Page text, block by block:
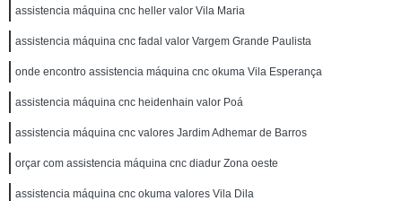
assistencia máquina cnc heller valor Vila Maria
assistencia máquina cnc fadal valor Vargem Grande Paulista
onde encontro assistencia máquina cnc okuma Vila Esperança
assistencia máquina cnc heidenhain valor Poá
assistencia máquina cnc valores Jardim Adhemar de Barros
orçar com assistencia máquina cnc diadur Zona oeste
assistencia máquina cnc okuma valores Vila Dila